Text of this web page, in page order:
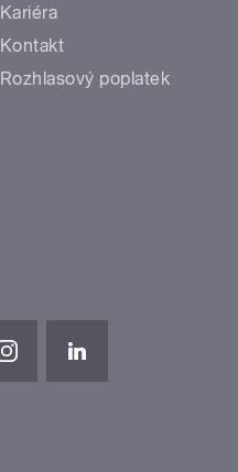
Kariéra
Kontakt
Rozhlasový poplatek